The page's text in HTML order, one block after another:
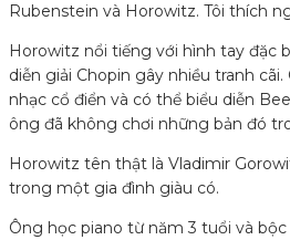
Rubenstein và Horowitz. Tôi thích
Horowitz nổi tiếng với hình tay đặc
diễn giải Chopin gây nhiều tranh
nhạc cổ điển và có thể biểu diễn
ông đã không chơi những bản đó
Horowitz tên thật là Vladimir
trong một gia đình giàu có.
Ông học piano từ năm 3 tuổi và